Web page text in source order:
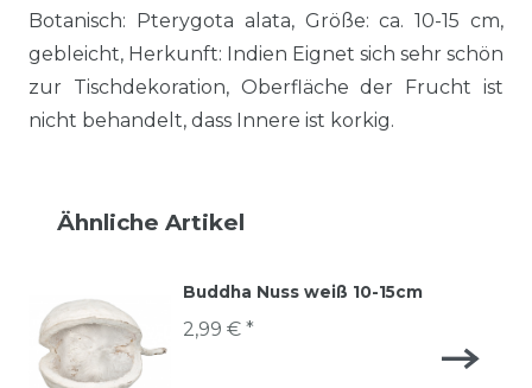
Botanisch: Pterygota alata, Größe: ca. 10-15 cm,
gebleicht, Herkunft: Indien Eignet sich sehr schön
zur Tischdekoration, Oberfläche der Frucht ist
nicht behandelt, dass Innere ist korkig.
Ähnliche Artikel
Buddha Nuss weiß 10-15cm
2,99 € *